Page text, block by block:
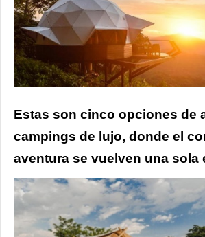
Estas son cinco opciones de
campings de lujo, donde el
aventura se vuelven una sola